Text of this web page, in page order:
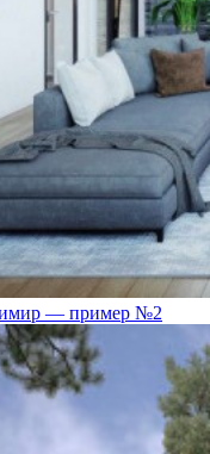
— пример №2